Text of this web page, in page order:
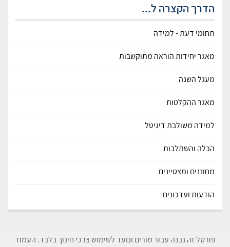
הדרך הקצרה ל...
תחומי דעת - למידה
מאגר יחידות הוראה מתוקשבות
מעגל השנה
מאגר ההקלטות
למידה משולבת דיגיטל
הכלה והשתלבות
מחוננים ומצטיינים
הודעות ועדכונים
פורטל זה נבנה עבור מורים ונועד לשימוש צרכי חינוך בלבד. העמוד